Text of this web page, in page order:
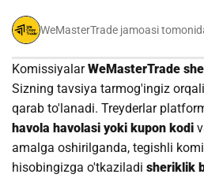
WeMasterTrade jamoasi
KomissiyalarWeMasterTrade
Sizning tavsiya tarmog'ingiz
qarab to'lanadi. Treyderlar
havola havolasi yoki kupon kodi
amalga oshirilganda, tegishli
hisobingizga o'tkaziladi sheriklik